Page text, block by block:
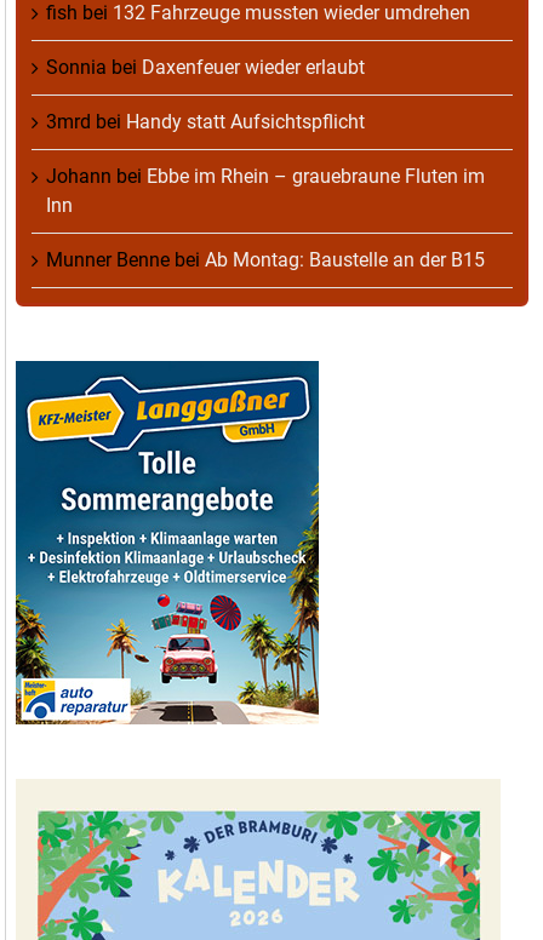
fish bei 132 Fahrzeuge mussten wieder umdrehen
Sonnia bei Daxenfeuer wieder erlaubt
3mrd bei Handy statt Aufsichtspflicht
Johann bei Ebbe im Rhein – grauebraune Fluten im
Inn
Munner Benne bei Ab Montag: Baustelle an der B15